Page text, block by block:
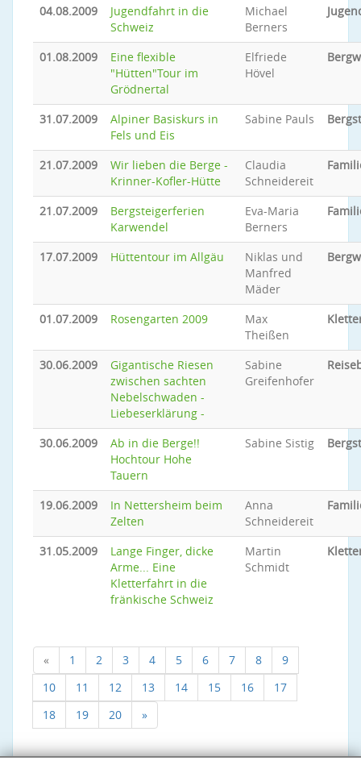
04.08.2009
Jugendfahrt in die
Schweiz
Michael
Berners
01.08.2009
Eine flexible
"Hütten"Tour im
Grödnertal
Elfriede
Hövel
31.07.2009
Alpiner Basiskurs in
Fels und Eis
Sabine Pauls
21.07.2009
Wir lieben die Berge -
Krinner-Kofler-Hütte
Claudia
Schneidereit
21.07.2009
Bergsteigerferien
Karwendel
Eva-Maria
Berners
17.07.2009 Hüttentour im Allgäu
Niklas und
Manfred
Mäder
01.07.2009 Rosengarten 2009
Max
Theißen
30.06.2009
Gigantische Riesen
zwischen sachten
Nebelschwaden -
Liebeserklärung -
Sabine
Greifenhofer
30.06.2009
Ab in die Berge!!
Hochtour Hohe
Tauern
Sabine Sistig
19.06.2009
In Nettersheim beim
Zelten
Anna
Schneidereit
31.05.2009
Lange Finger, dicke
Arme... Eine
Kletterfahrt in die
fränkische Schweiz
Martin
Schmidt
« 1 2 3 4 5 6 7 8
9
10
11 12 13 14 15 16
17
18
19 20 »